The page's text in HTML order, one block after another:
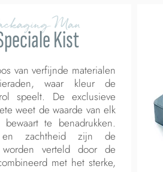
Man
Kist
van verfijnde materialen
waar kleur de
speelt. De exclusieve
weet de waarde van elk
te benadrukken.
en zachtheid zijn de
verteld door de
met het sterke,